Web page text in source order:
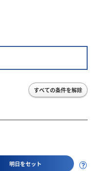
すべての条件を解除
明日をセット